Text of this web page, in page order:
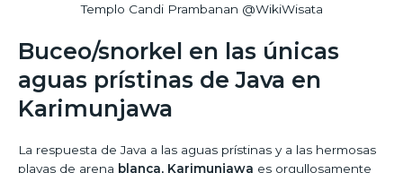
Templo Candi Prambanan @WikiWisata
Buceo/snorkel en las únicas
aguas prístinas de Java en
Karimunjawa
La respuesta de Java a las aguas prístinas y a las hermosas
playas de arena blanca, Karimunjawa es orgullosamente